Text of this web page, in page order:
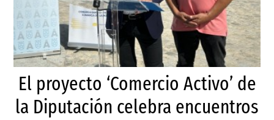
El proyecto ‘Comercio Activo’ de
la Diputación celebra encuentros